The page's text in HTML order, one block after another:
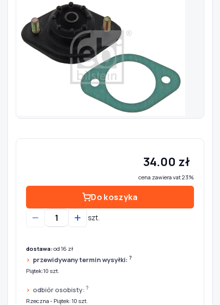
TYP / SILNIK
Szukaj pasujących części
34.00 zł
cena zawiera vat 23%
Do koszyka
szt.
dostawa:od 16 zł
przewidywany termin wysyłki: ?
Piątek:10 szt.
odbiór osobisty: ?
Rzeczna - Piątek: 10 szt.